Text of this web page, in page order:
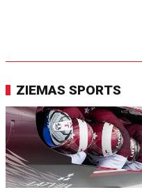
ZIEMAS SPORTS